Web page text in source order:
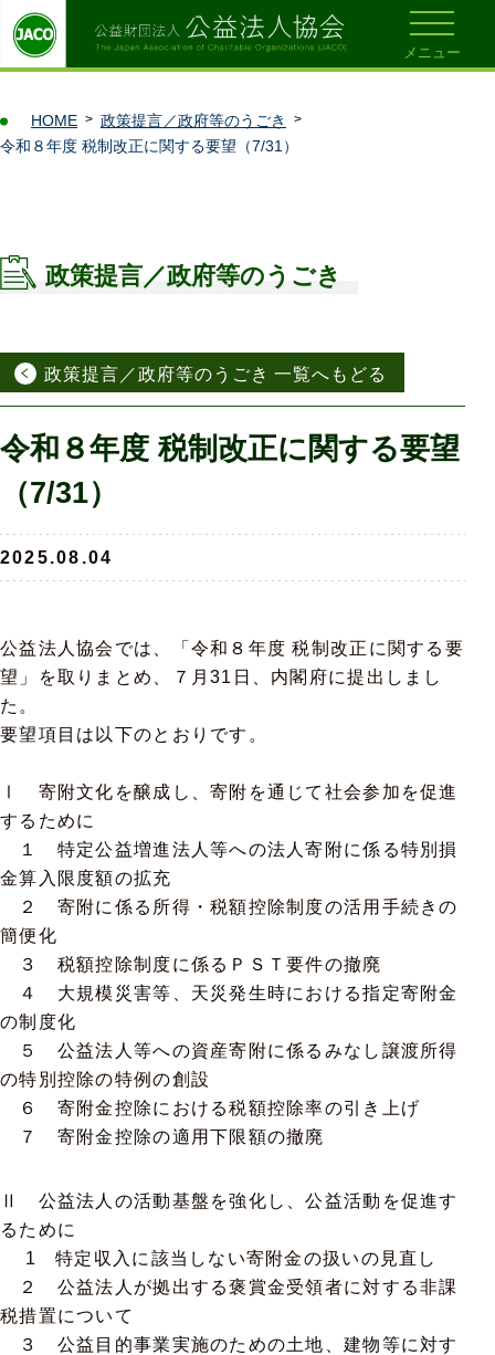
メニュー
HOME
政策提言／政府等のうごき
令和８年度 税制改正に関する要望（7/31）
政策提言／政府等のうごき
政策提言／政府等のうごき 一覧へもどる
令和８年度 税制改正に関する要望
（7/31）
2025.08.04
公益法人協会では、「令和８年度 税制改正に関する要
望」を取りまとめ、７月31日、内閣府に提出しまし
た。
要望項目は以下のとおりです。
Ⅰ 寄附文化を醸成し、寄附を通じて社会参加を促進
するために
１ 特定公益増進法人等への法人寄附に係る特別損
金算入限度額の拡充
２ 寄附に係る所得・税額控除制度の活用手続きの
簡便化
３ 税額控除制度に係るＰＳＴ要件の撤廃
４ 大規模災害等、天災発生時における指定寄附金
の制度化
５ 公益法人等への資産寄附に係るみなし譲渡所得
の特別控除の特例の創設
６ 寄附金控除における税額控除率の引き上げ
７ 寄附金控除の適用下限額の撤廃
Ⅱ 公益法人の活動基盤を強化し、公益活動を促進す
るために
1 特定収入に該当しない寄附金の扱いの見直し
２ 公益法人が拠出する褒賞金受領者に対する非課
税措置について
３ 公益目的事業実施のための土地、建物等に対す